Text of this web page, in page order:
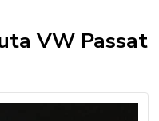
VW Passat